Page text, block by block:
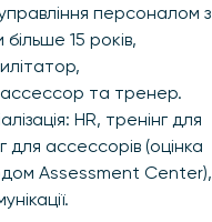
персоналом з
15 років,
та тренер.
HR, тренінг для
для ассессорів (оцінка
Assessment Center),